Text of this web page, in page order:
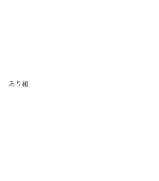
あり組